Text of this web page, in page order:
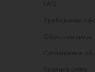
FAQ
Требования к
Обратная связь
Соглашение об
Правила сайта